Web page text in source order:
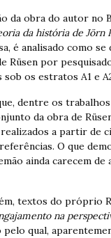
da obra do autor
da história de Jörn
é analisado como
Rüsen por
os estratos A1 e
dentre os
da obra de
a partir de
O que
ainda carecem
textos do próprio
na
qual,